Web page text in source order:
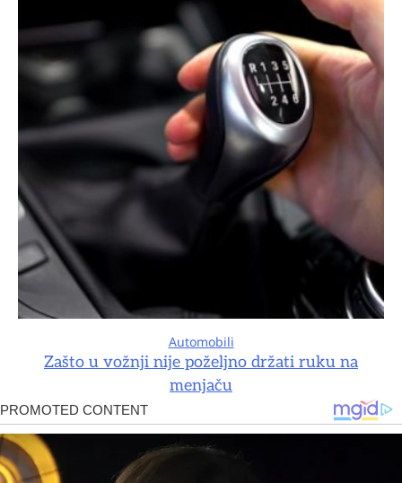
Automobili
Zašto u vožnji nije poželjno držati ruku na
menjaču